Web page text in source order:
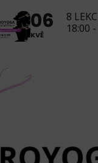
06
KVĚ
8
18:00